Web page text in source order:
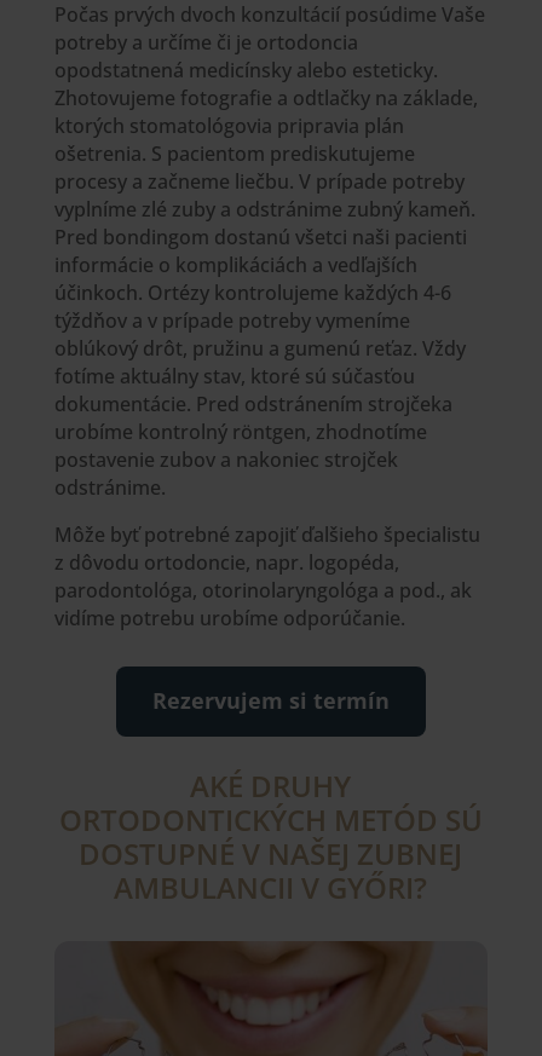
Počas prvých dvoch konzultácií posúdime Vaše
potreby a určíme či je ortodoncia
opodstatnená medicínsky alebo esteticky.
Zhotovujeme fotografie a odtlačky na základe,
ktorých stomatológovia pripravia plán
ošetrenia. S pacientom prediskutujeme
procesy a začneme liečbu. V prípade potreby
vyplníme zlé zuby a odstránime zubný kameň.
Pred bondingom dostanú všetci naši pacienti
informácie o komplikáciách a vedľajších
účinkoch. Ortézy kontrolujeme každých 4-6
týždňov a v prípade potreby vymeníme
oblúkový drôt, pružinu a gumenú reťaz. Vždy
fotíme aktuálny stav, ktoré sú súčasťou
dokumentácie. Pred odstránením strojčeka
urobíme kontrolný röntgen, zhodnotíme
postavenie zubov a nakoniec strojček
odstránime.
Môže byť potrebné zapojiť ďalšieho špecialistu
z dôvodu ortodoncie, napr. logopéda,
parodontológa, otorinolaryngológa a pod., ak
vidíme potrebu urobíme odporúčanie.
Rezervujem si termín
AKÉ DRUHY
ORTODONTICKÝCH METÓD SÚ
DOSTUPNÉ V NAŠEJ ZUBNEJ
AMBULANCII V GYŐRI?